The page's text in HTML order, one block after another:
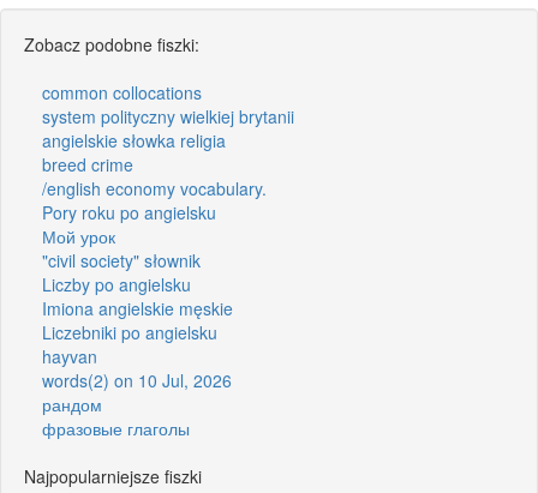
Zobacz podobne fiszki:
common collocations
system polityczny wielkiej brytanii
angielskie słowka religia
breed crime
/english economy vocabulary.
Pory roku po angielsku
Мой урок
"civil society" słownik
Liczby po angielsku
Imiona angielskie męskie
Liczebniki po angielsku
hayvan
words(2) on 10 Jul, 2026
рандом
фразовые глаголы
Najpopularniejsze fiszki